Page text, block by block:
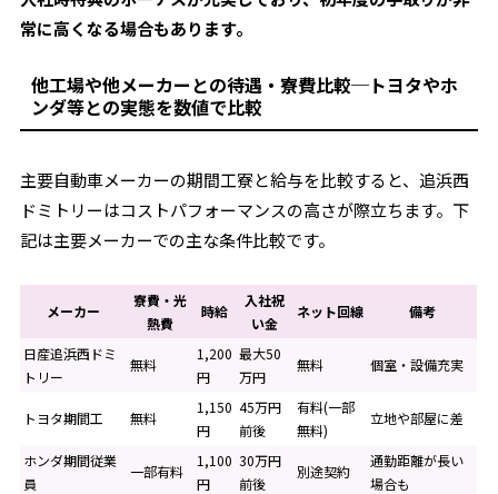
常に高くなる場合もあります。
他工場や他メーカーとの待遇・寮費比較─トヨタやホ
ンダ等との実態を数値で比較
主要自動車メーカーの期間工寮と給与を比較すると、追浜西
ドミトリーはコストパフォーマンスの高さが際立ちます。下
記は主要メーカーでの主な条件比較です。
メーカー
寮費・光
熱費
時給
入社祝
い金
ネット回線 備考
日産追浜西ドミ
トリー
無料
1,200
円
最大50
万円
無料 個室・設備充実
トヨタ期間工 無料
1,150
円
45万円
前後
有料(一部
無料)
立地や部屋に差
ホンダ期間従業
員
一部有料
1,100
円
30万円
前後
別途契約
通勤距離が長い
場合も